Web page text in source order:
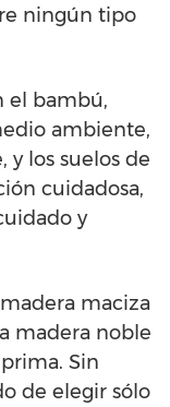
ningún tipo
el bambú,
ambiente,
y los suelos de
cuidadosa,
y
maciza
madera noble
Sin
de elegir sólo